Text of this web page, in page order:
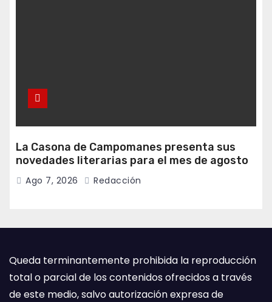
La Casona de Campomanes presenta sus
novedades literarias para el mes de agosto
Ago 7, 2026 Redacción
Queda terminantemente prohibida la reproducción
total o parcial de los contenidos ofrecidos a través
de este medio, salvo autorización expresa de